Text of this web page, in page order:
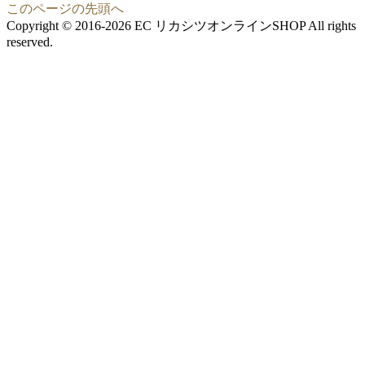
このページの先頭へ
Copyright © 2016-2026 EC リカシツオンラインSHOP All rights
reserved.